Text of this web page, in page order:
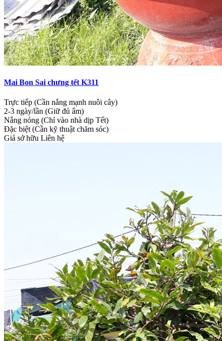
Mai Bon Sai chưng tết K311
Trực tiếp (Cần nắng mạnh nuôi cây)
2-3 ngày/lần (Giữ đủ ẩm)
Nắng nóng (Chỉ vào nhà dịp Tết)
Đặc biệt (Cần kỹ thuật chăm sóc)
Giá sở hữu Liên hệ